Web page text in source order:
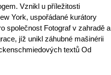
Vznikl u příležitosti
York, uspořádané kurátory
společnost Fotograf v zahradě a
jíž unikl záhubné mašinérii
textů Od